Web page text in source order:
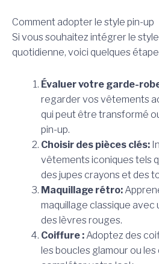
Comment adopter le style pin-up
Si vous souhaitez intégrer le
quotidienne, voici quelques
Évaluer votre garde-
regarder vos vêtements
qui peut être transformé
pin-up.
Choisir des pièces clés:
vêtements iconiques tels
des jupes crayons et des
Maquillage rétro:
maquillage classique
des lèvres rouges.
Coiffure : Adoptez des
les boucles glamour ou